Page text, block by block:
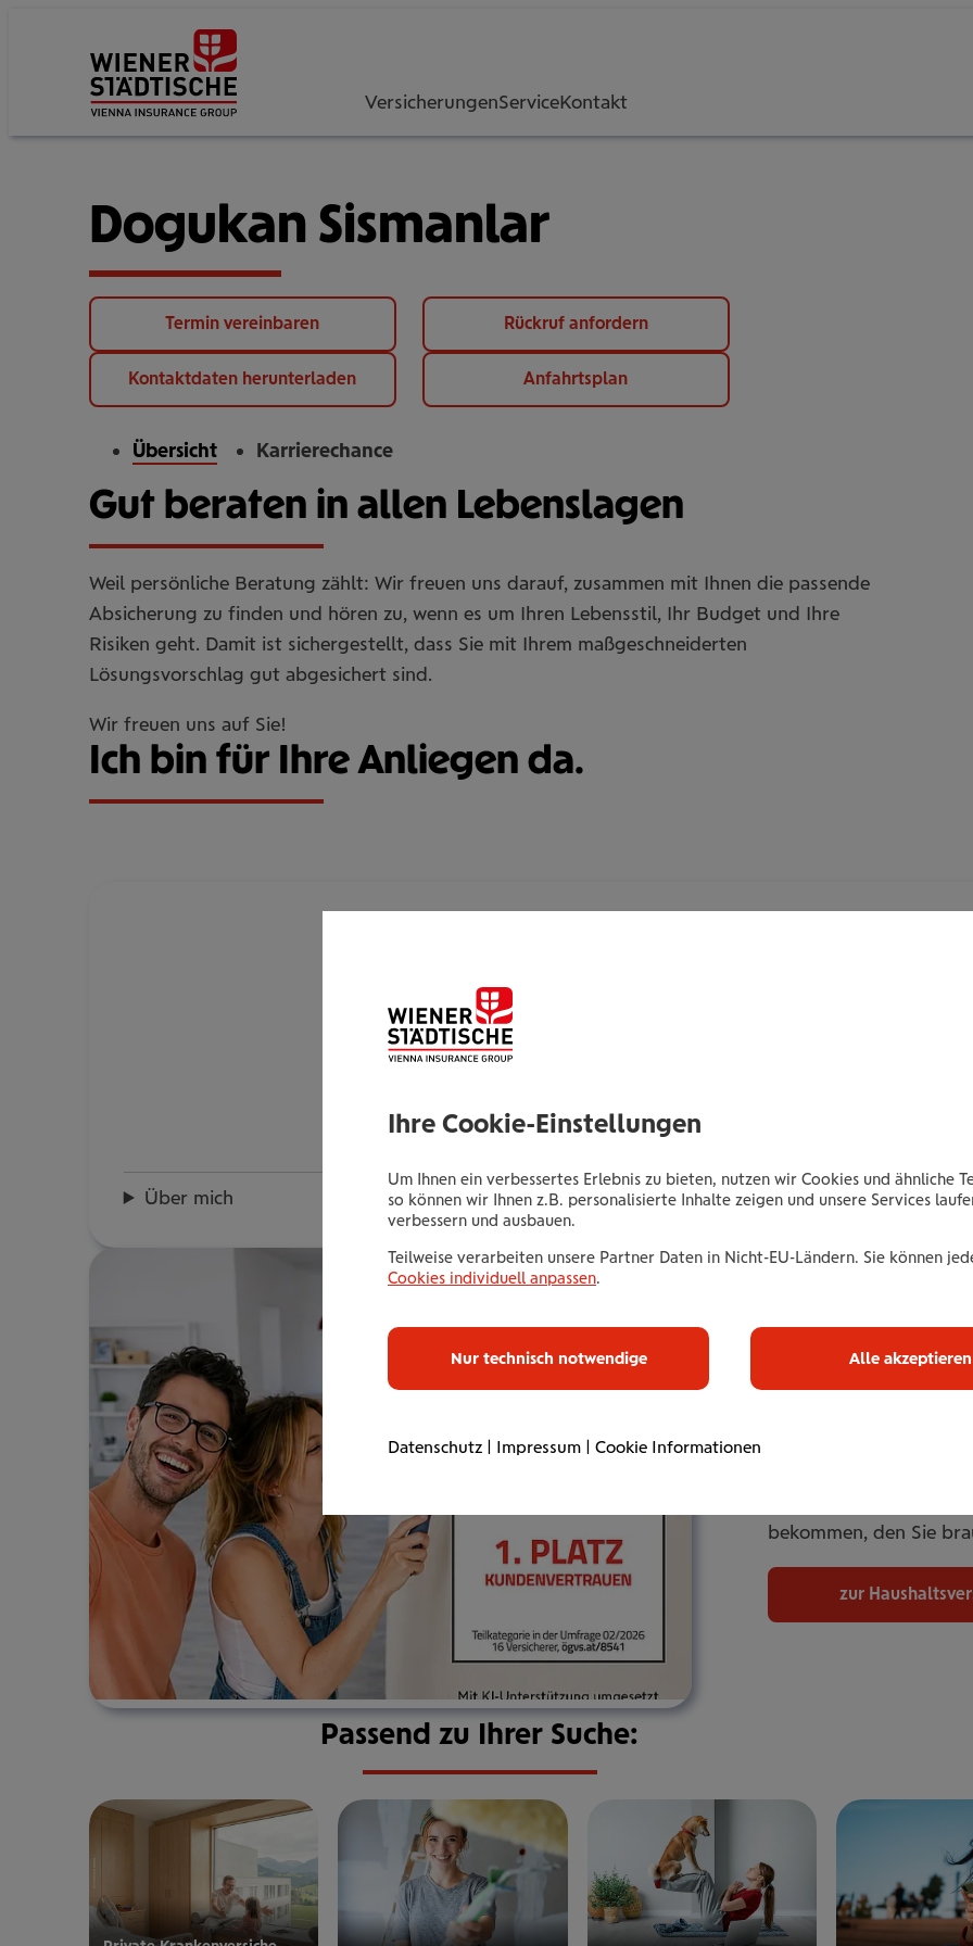
VersicherungenServiceKontakt
Dogukan Sismanlar
Termin vereinbaren Rückruf anfordern
Kontaktdaten herunterladen Anfahrtsplan
Übersicht Karrierechance
Gut beraten in allen Lebenslagen
Weil persönliche Beratung zählt: Wir freuen uns darauf, zusammen mit Ihnen die passende
Absicherung zu finden und hören zu, wenn es um Ihren Lebensstil, Ihr Budget und Ihre
Risiken geht. Damit ist sichergestellt, dass Sie mit Ihrem maßgeschneiderten
Lösungsvorschlag gut abgesichert sind.
Wir freuen uns auf Sie!
Ich bin für Ihre Anliegen da.
Mobil:+436646013963244
Über mich
Mit unserer
umfassend ab.
Betreuung. Flexibel
bekommen, den Sie
zur
Passend zu Ihrer Suche:
Ihre Cookie-Einstellungen
Um Ihnen ein verbessertes Erlebnis zu bieten, nutzen wir Cookies und ähnliche
so können wir Ihnen z.B. personalisierte Inhalte zeigen und unsere Services
verbessern und ausbauen.
Teilweise verarbeiten unsere Partner Daten in Nicht-EU-Ländern. Sie können
Cookies individuell anpassen.
Nur technisch notwendige Alle akzeptieren
Datenschutz | Impressum | Cookie Informationen